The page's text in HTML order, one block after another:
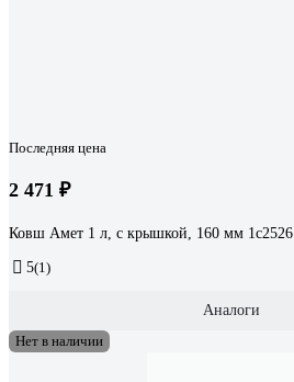
Последняя цена
2 471 ₽
Ковш Амет 1 л, с крышкой, 160 мм 1с2526
5(1)
Аналоги
Нет в наличии